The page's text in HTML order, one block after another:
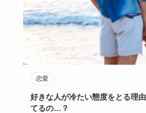
恋愛
好きな人が冷たい態度をとる理
てるの…？